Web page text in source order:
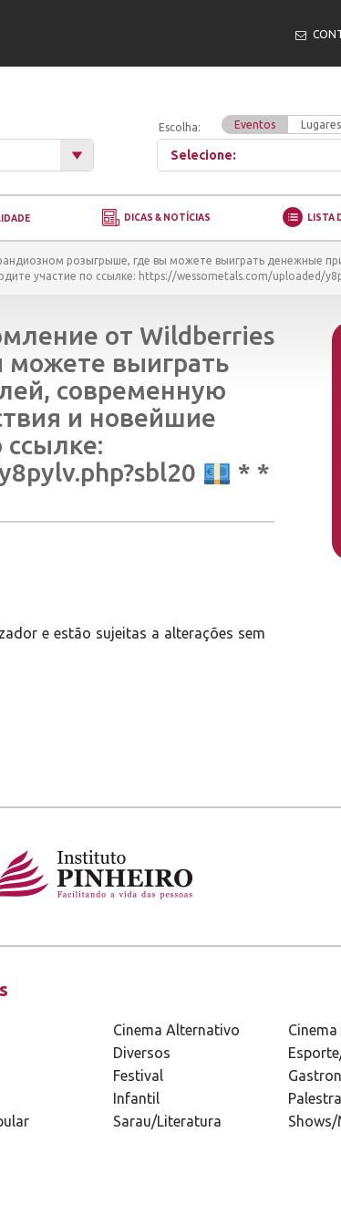
Escolha: Eventos Lugares
Selecione:
DICAS & NOTÍCIAS LISTA
розыгрыше, где вы можете выиграть денежные
участие по ссылке: https://wessometals.com/uploaded/
от Wildberries
можете выиграть
современную
и новейшие
* *
e estão sujeitas a alterações sem
Cinema Alternativo
Diversos
Festival
Infantil
Sarau/Literatura Shows/